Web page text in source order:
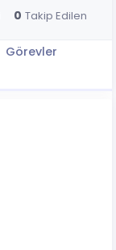
0 Takip Edilen
Görevler